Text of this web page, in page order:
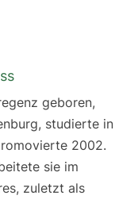
geboren,
studierte in
2002.
sie im
zuletzt als